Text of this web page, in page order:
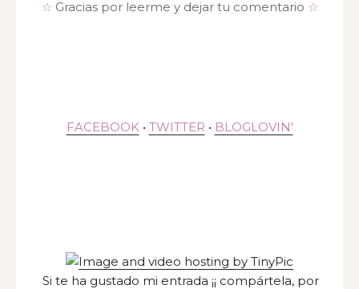
☆ Gracias por leerme y dejar tu comentario ☆
FACEBOOK • TWITTER • BLOGLOVIN'
Si te ha gustado mi entrada ¡¡ compártela, por